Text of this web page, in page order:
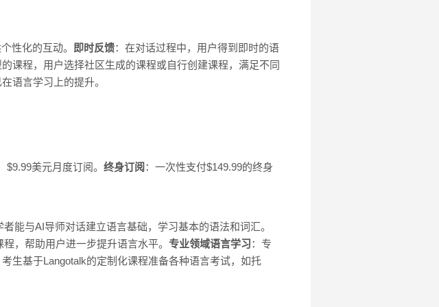
性化的互动。 即时反馈：在对话过程中，用户得到即时的语
课程，用户选择社区生成的课程或自行创建课程，满足不同
语言学习上的提升。
$9.99美元月度订阅。 终身订阅 ：一次性支付$149.99的终身
者能与AI导师对话建立语言基础，学习基本的语法和词汇。
，帮助用户进一步提升语言水平。 专业领域语言学习：专
考生基于Langotalk的定制化课程准备各种语言考试，如托